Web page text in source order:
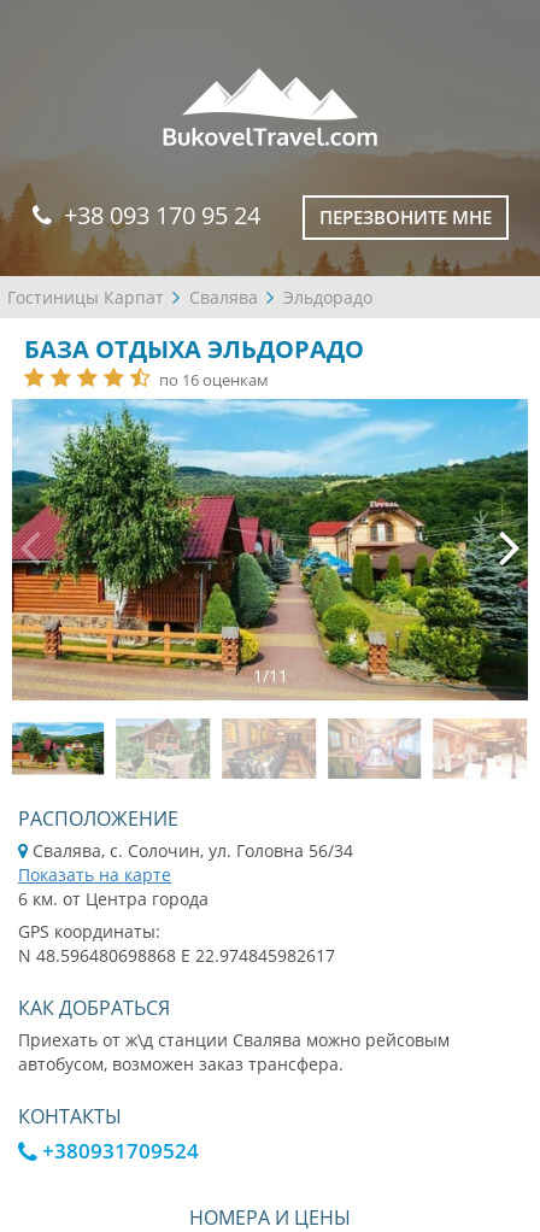
+38 093 170 95 24 ПЕРЕЗВОНИТЕ МНЕ
Гостиницы Карпат Свалява Эльдорадо
БАЗА ОТДЫХА ЭЛЬДОРАДО
по 16 оценкам
1/11
РАСПОЛОЖЕНИЕ
Свалява, с. Солочин, ул. Головна 56/34
Показать на карте
6 км. от Центра города
GPS координаты:
N 48.596480698868 E 22.974845982617
КАК ДОБРАТЬСЯ
Приехать от ж\д станции Свалява можно рейсовым
автобусом, возможен заказ трансфера.
КОНТАКТЫ
+380931709524
НОМЕРА И ЦЕНЫ